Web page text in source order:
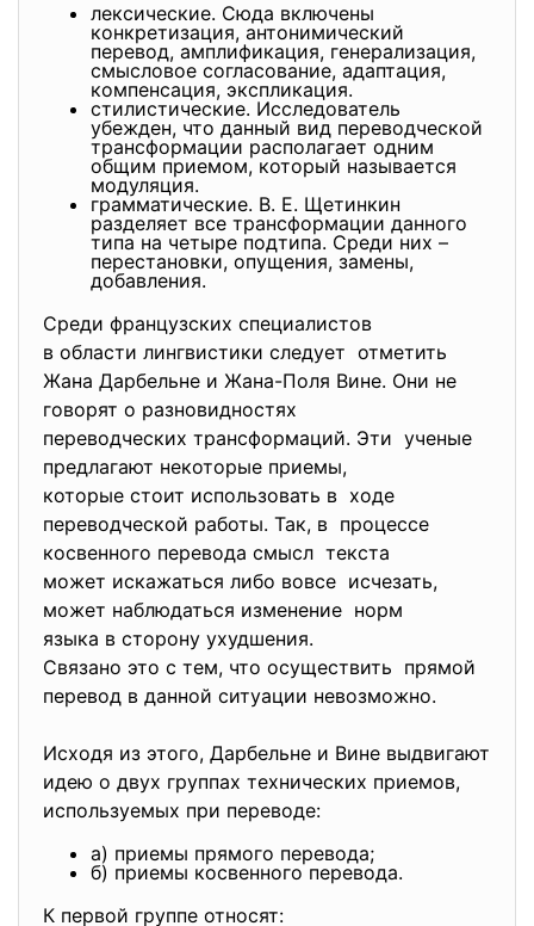
лексические. Сюда включены
конкретизация, антонимический
перевод, амплификация, генерализация,
смысловое согласование, адаптация,
компенсация, экспликация.
стилистические. Исследователь
убежден, что данный вид переводческой
трансформации располагает одним
общим приемом, который называется
модуляция.
грамматические. В. Е. Щетинкин
разделяет все трансформации данного
типа на четыре подтипа. Среди них –
перестановки, опущения, замены,
добавления.
Среди французских специалистов
в области лингвистики следует отметить
Жана Дарбельне и Жана-Поля Вине. Они не
говорят о разновидностях
переводческих трансформаций. Эти ученые
предлагают некоторые приемы,
которые стоит использовать в ходе
переводческой работы. Так, в процессе
косвенного перевода смысл текста
может искажаться либо вовсе исчезать,
может наблюдаться изменение норм
языка в сторону ухудшения.
Связано это с тем, что осуществить прямой
перевод в данной ситуации невозможно.
Исходя из этого, Дарбельне и Вине выдвигают
идею о двух группах технических приемов,
используемых при переводе:
а) приемы прямого перевода;
б) приемы косвенного перевода.
К первой группе относят: